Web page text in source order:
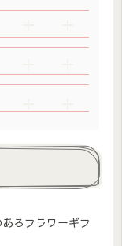
るフラワーギフ